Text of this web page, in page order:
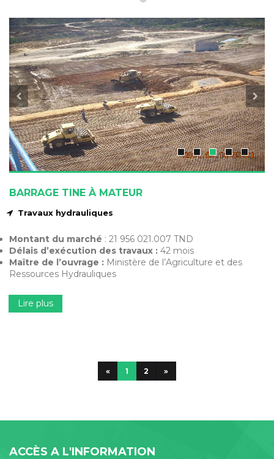
BARRAGE TINE À MATEUR
Travaux hydrauliques
Montant du marché : 21 956 021.007 TND
Délais d’exécution des travaux : 42 mois
Maître de l’ouvrage : Ministère de l’Agriculture et des
Ressources Hydrauliques
Lire plus
« 1 2 »
ACCÈS A L'INFORMATION